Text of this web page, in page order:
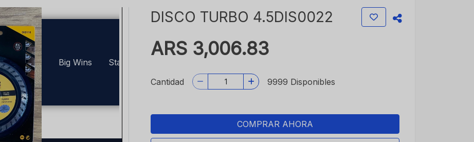
DISCO TURBO 4.5DIS0022
ARS 3,006.83
Cantidad 9999 Disponibles
COMPRAR AHORA